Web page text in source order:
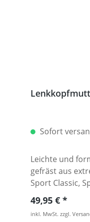
Sofort
Leichte und
gefräst aus extrem zähen und
Sport Classic,
Hypermotard
Passend z.B.
DUCATI 1198S
Regulärer Preis:
49,95 €
inkl. MwSt. zzgl.